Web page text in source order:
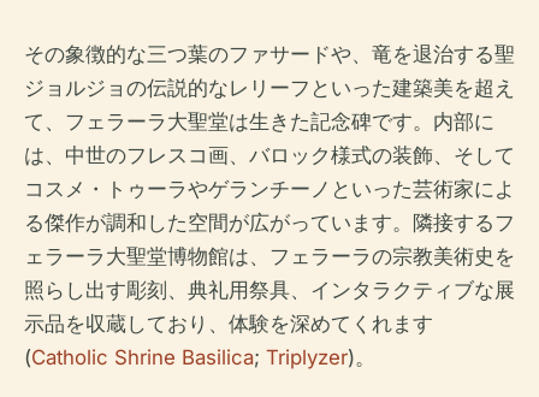
その象徴的な三つ葉のファサードや、竜を退治する聖
ジョルジョの伝説的なレリーフといった建築美を超え
て、フェラーラ大聖堂は生きた記念碑です。内部に
は、中世のフレスコ画、バロック様式の装飾、そして
コスメ・トゥーラやゲランチーノといった芸術家によ
る傑作が調和した空間が広がっています。隣接するフ
ェラーラ大聖堂博物館は、フェラーラの宗教美術史を
照らし出す彫刻、典礼用祭具、インタラクティブな展
示品を収蔵しており、体験を深めてくれます
(Catholic Shrine Basilica; Triplyzer)。